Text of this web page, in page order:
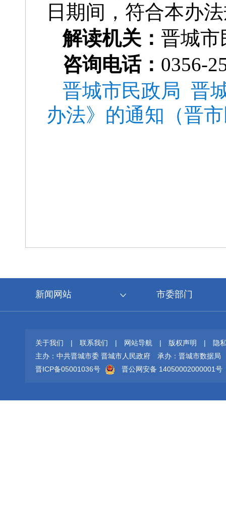
日期间，符合本办
解读机关： 晋城市
咨询电话： 0356-
晋城市民政局 晋
办法》的通知（晋
新闻网站 市委部门
关于我们 | 联系我们 | 网站导航 | 版权声明 |
隐
主办：中共晋城市委 晋城市人民政府
承办：晋城市数据局
晋ICP备05001036号
晋公网安备 14050002000001号